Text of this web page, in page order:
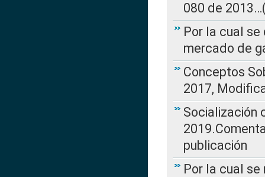
080 de
Por la cual
mercado de
Conceptos
2017,
Socialización
publicación
Por la cual se